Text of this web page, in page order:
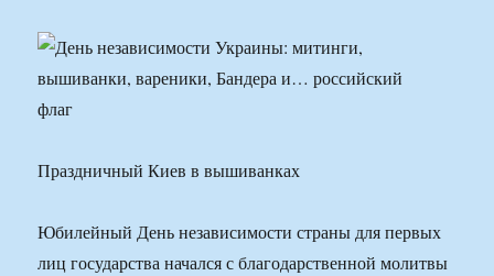
Праздничный Киев в вышиванках
Юбилейный День независимости страны для первых
лиц государства начался с благодарственной молитвы